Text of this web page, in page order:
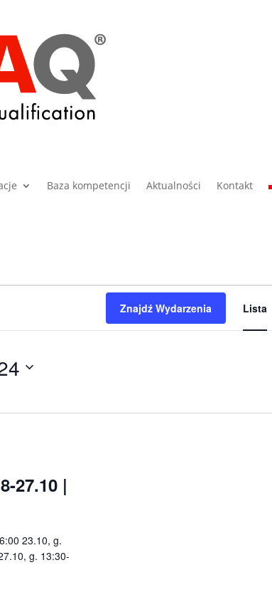
Baza kompetencji Aktualności Kontakt
Znajdź Wydarzenia Lista
27.10 |
23.10, g.
g. 13:30-